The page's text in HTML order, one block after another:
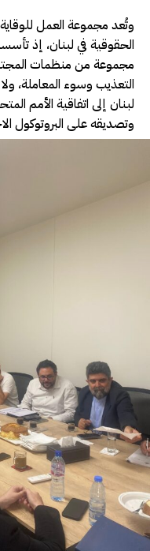
وتُعد مجموعة العمل
مجموعة من منظمات
التعذيب وسوء المعاملة،
وتصديقه على البروتوكول